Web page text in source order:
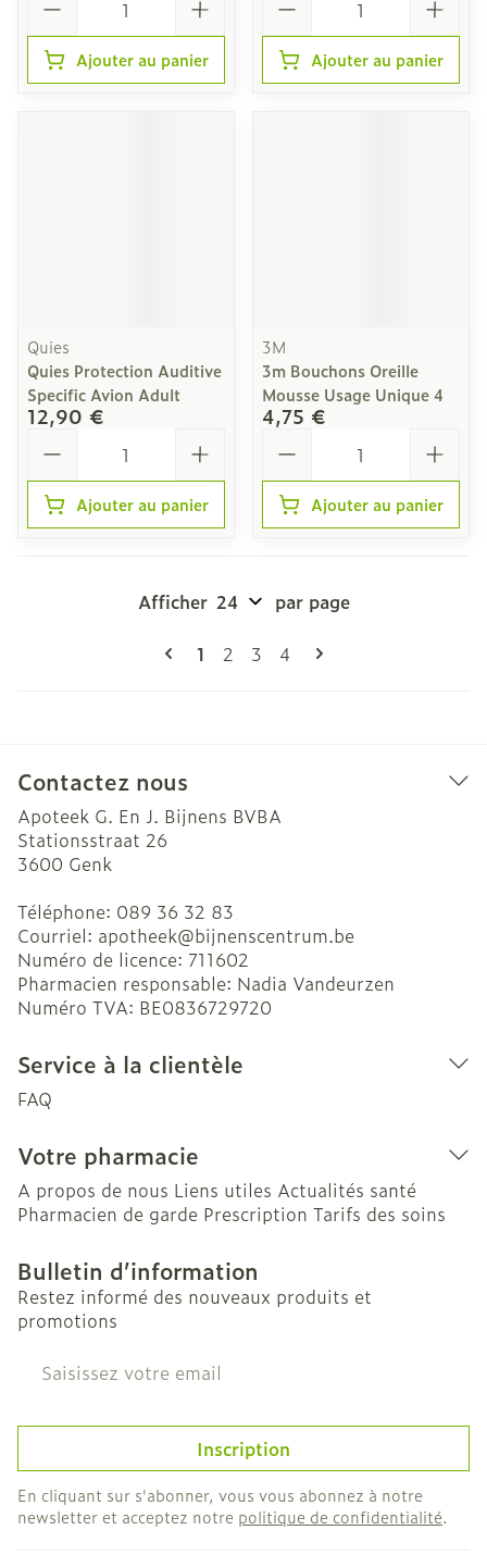
Ajouter au panier Ajouter au panier
Quies
Quies Protection Auditive
Specific Avion Adult
12,90 €
Ajouter au panier
3M
3m Bouchons Oreille
Mousse Usage Unique 4
4,75 €
Ajouter au panier
Pages
Vous lisez actuellement la page
1 Page
2 Page
3 Page
4
Afficher par page
Contactez nous
Apoteek G. En J. Bijnens BVBA
Stationsstraat 26
3600 Genk
Téléphone: 089 36 32 83
Courriel: apotheek@bijnenscentrum.be
Numéro de licence: 711602
Pharmacien responsable: Nadia Vandeurzen
Numéro TVA: BE0836729720
Service à la clientèle
FAQ
Votre pharmacie
A propos de nous Liens utiles Actualités santé
Pharmacien de garde Prescription Tarifs des soins
Bulletin d’information
Restez informé des nouveaux produits et
promotions
Adresse mail
Inscription
En cliquant sur s'abonner, vous vous abonnez à notre
newsletter et acceptez notre politique de confidentialité.